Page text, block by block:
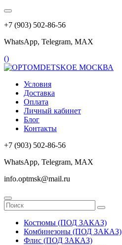
+7 (903) 502-86-56
WhatsApp, Telegram, МАХ
()
Условия
Доставка
Оплата
Личный кабинет
Блог
Контакты
+7 (903) 502-86-56
WhatsApp, Telegram, МАХ
info.optmsk@mail.ru
Костюмы (ПОД ЗАКАЗ)
Комбинезоны (ПОД ЗАКАЗ)
Флис (ПОД ЗАКАЗ)